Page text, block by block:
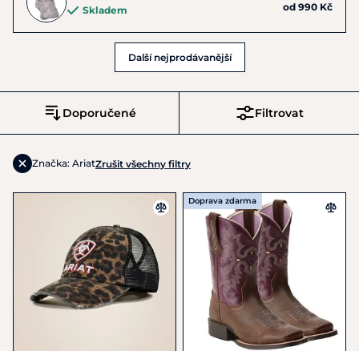
Skladem
od 990 Kč
Další nejprodávanější
Filtrovat
Doporučené
Značka: AriatZrušit všechny filtry
Doprava zdarma